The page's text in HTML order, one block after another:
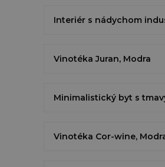
Interiér s nádychom
Vinotéka Juran, Modra
Minimalistický byt s
Vinotéka Cor-wine,